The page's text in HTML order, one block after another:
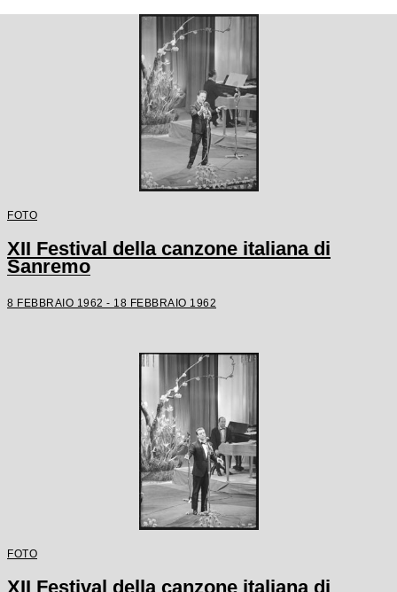
FOTO
XII Festival della canzone italiana di
Sanremo
8 FEBBRAIO 1962 - 18 FEBBRAIO 1962
FOTO
XII Festival della canzone italiana di